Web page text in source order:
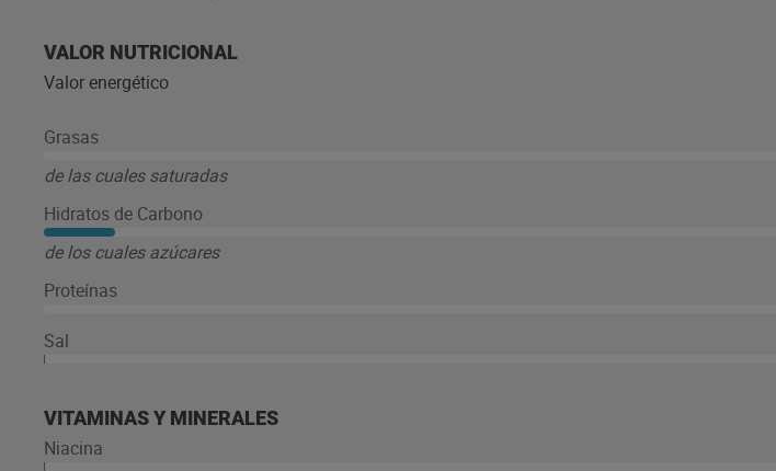
VALOR NUTRICIONAL
Valor energético
Grasas
de las cuales saturadas
Hidratos de Carbono
de los cuales azúcares
Proteínas
Sal
VITAMINAS Y MINERALES
Niacina